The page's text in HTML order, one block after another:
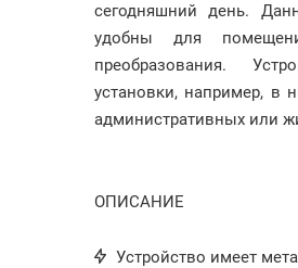
сегодняшний день.
удобны для
преобразования.
установки, например, в
административных или
ОПИСАНИЕ
Устройство имеет